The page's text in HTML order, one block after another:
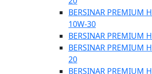
BERSINAR PREMIUM
10W-30
BERSINAR PREMIUM
BERSINAR PREMIUM
20
BERSINAR PREMIUM